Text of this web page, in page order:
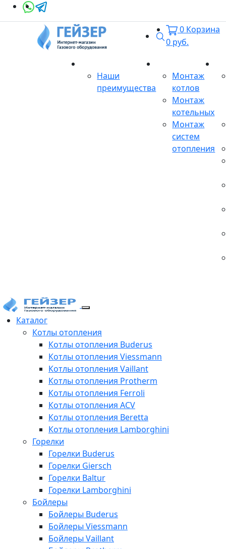
Поиск
0 Корзина
0 руб.
Наши
преимущества
Монтаж
котлов
Монтаж
котельных
Монтаж
систем
отопления
Каталог
Котлы отопления
Котлы отопления Buderus
Котлы отопления Viessmann
Котлы отопления Vaillant
Котлы отопления Protherm
Котлы отопления Ferroli
Котлы отопления ACV
Котлы отопления Beretta
Котлы отопления Lamborghini
Горелки
Горелки Buderus
Горелки Giersch
Горелки Baltur
Горелки Lamborghini
Бойлеры
Бойлеры Buderus
Бойлеры Viessmann
Бойлеры Vaillant